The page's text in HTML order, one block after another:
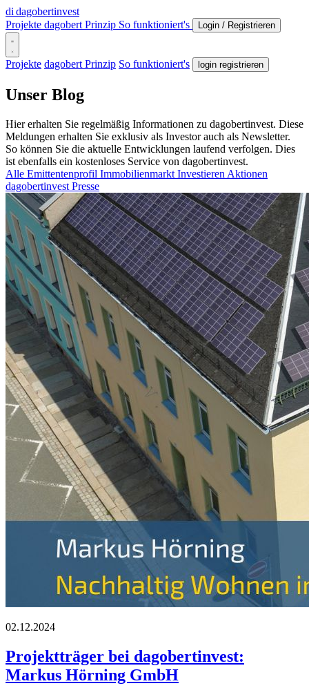
di dagobertinvest
Projekte dagobert Prinzip So funktioniert's Login / Registrieren
Projekte dagobert Prinzip So funktioniert's login registrieren
Unser Blog
Hier erhalten Sie regelmäßig Informationen zu dagobertinvest. Diese
Meldungen erhalten Sie exklusiv als Investor auch als Newsletter.
So können Sie die aktuelle Entwicklungen laufend verfolgen. Dies
ist ebenfalls ein kostenloses Service von dagobertinvest.
Alle Emittentenprofil Immobilienmarkt Investieren Aktionen
dagobertinvest Presse
02.12.2024
Projektträger bei dagobertinvest:
Markus Hörning GmbH